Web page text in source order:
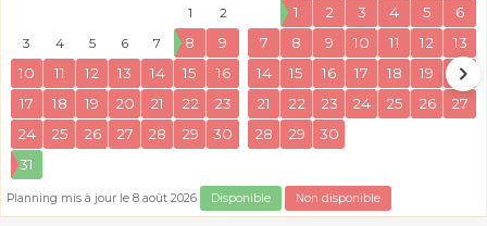
1
2
3
4 5 6 7 8
9
10
11 12 13 14 15
16
17
18 19 20 21 22
23
24
25 26 27 28 29
30
31
1
2 3 4 5
6
7
8 9 10 11 12
13
14
15 16 17 18 19
20
21
22 23 24 25 26
27
28
29 30
Planning mis à jour le 8 août 2026 Disponible Non disponible